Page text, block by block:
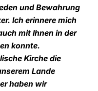
und Bewahrung
Ich erinnere mich
mit Ihnen in der
konnte.
Kirche die
Lande
haben wir